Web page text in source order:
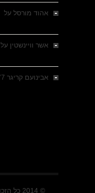
אהוד מורסל על
אשר וויינשטין על
אבינועם קריגר 097432577
© 2014 כל הזכויות שמורות.